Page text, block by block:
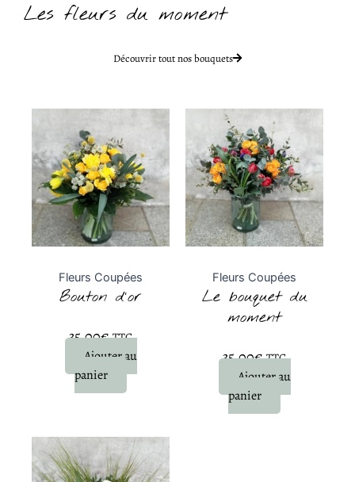
Les fleurs du moment
Découvrir tout nos bouquets
Fleurs Coupées
Bouton d’or
35,00€ TTC
Ajouter au
panier
Fleurs Coupées
Le bouquet du
moment
35,00€ TTC
Ajouter au
panier